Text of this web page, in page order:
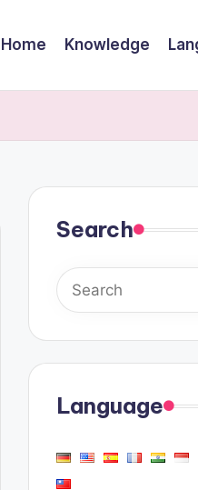
Home Knowledge
Search
Language